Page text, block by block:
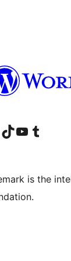
LinkedIn konto
Besøg vores TikTok-konto
Besøg vores YouTube-kanalBesøg vores Tumblr-konto
is the